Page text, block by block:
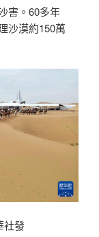
害。60多年
沙漠約150萬
社發